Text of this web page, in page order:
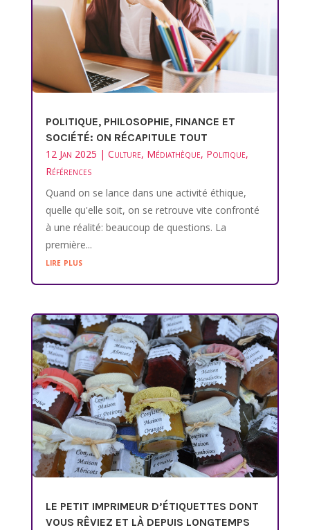
POLITIQUE, PHILOSOPHIE, FINANCE ET
SOCIÉTÉ: ON RÉCAPITULE TOUT
12 Jan 2025 | Culture, Médiathèque, Politique,
Références
Quand on se lance dans une activité éthique,
quelle qu'elle soit, on se retrouve vite confronté
à une réalité: beaucoup de questions. La
première...
lire plus
LE PETIT IMPRIMEUR D’ÉTIQUETTES DONT
VOUS RÊVIEZ ET LÀ DEPUIS LONGTEMPS